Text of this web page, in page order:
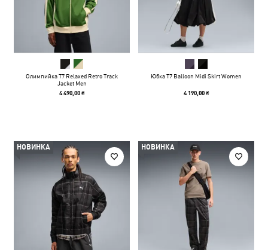
Олимпийка T7 Relaxed Retro Track
Jacket Men
4 490,00 ₴
Юбка T7 Balloon Midi Skirt Women
4 190,00 ₴
НОВИНКА НОВИНКА